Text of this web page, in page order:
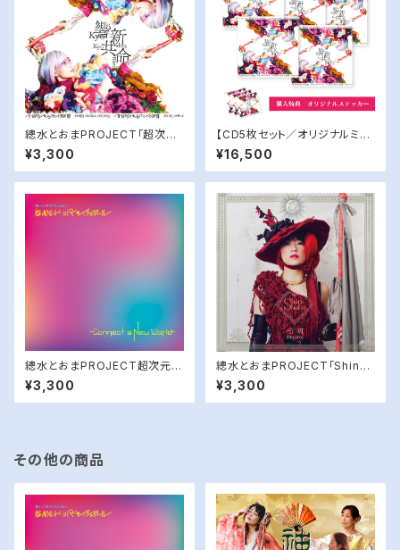
總水とおまPROJECT「超次元
トリッパー☆イシュタール」／『響
新共命』
¥3,300
【CD5枚セット／オリジナルミニ
ステッカー付】總水とおまPROJ
ECT「超次元トリッパー☆イシュ
タール」／『響新共命』
¥16,500
總水とおまPROJECT超次元ト
リッパー☆イシュタール『Conne
ct a New World』
¥3,300
總水とおまPROJECT「Shinsh
oku」／『松明』
¥3,300
その他の商品